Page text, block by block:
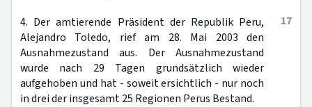
17
4. Der amtierende Präsident der Republik Peru,
Alejandro Toledo, rief am 28. Mai 2003 den
Ausnahmezustand aus. Der Ausnahmezustand
wurde nach 29 Tagen grundsätzlich wieder
aufgehoben und hat - soweit ersichtlich - nur noch
in drei der insgesamt 25 Regionen Perus Bestand.